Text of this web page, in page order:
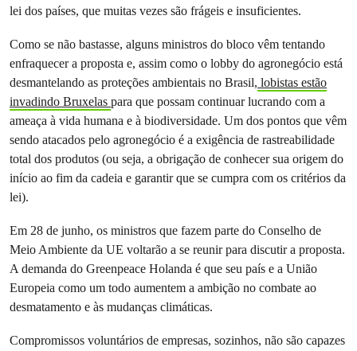
lei dos países, que muitas vezes são frágeis e insuficientes.
Como se não bastasse, alguns ministros do bloco vêm tentando
enfraquecer a proposta e, assim como o lobby do agronegócio está
desmantelando as proteções ambientais no Brasil, lobistas estão
invadindo Bruxelas para que possam continuar lucrando com a
ameaça à vida humana e à biodiversidade. Um dos pontos que vêm
sendo atacados pelo agronegócio é a exigência de rastreabilidade
total dos produtos (ou seja, a obrigação de conhecer sua origem do
início ao fim da cadeia e garantir que se cumpra com os critérios da
lei).
Em 28 de junho, os ministros que fazem parte do Conselho de
Meio Ambiente da UE voltarão a se reunir para discutir a proposta.
A demanda do Greenpeace Holanda é que seu país e a União
Europeia como um todo aumentem a ambição no combate ao
desmatamento e às mudanças climáticas.
Compromissos voluntários de empresas, sozinhos, não são capazes